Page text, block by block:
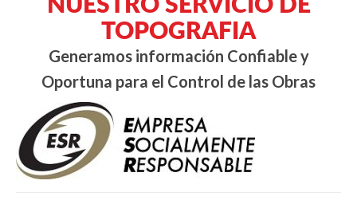
TOPOGRAFIA
Generamos información Confiable y
Oportuna para el Control de las Obras